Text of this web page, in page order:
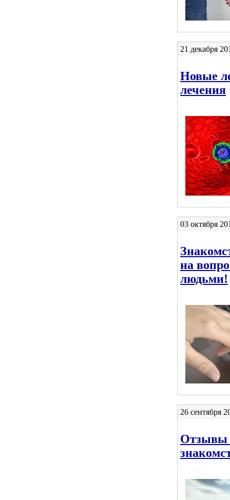
21 декабря
Новые
лечения
03 октября
на
людьми!
26 сентября
Отзывы